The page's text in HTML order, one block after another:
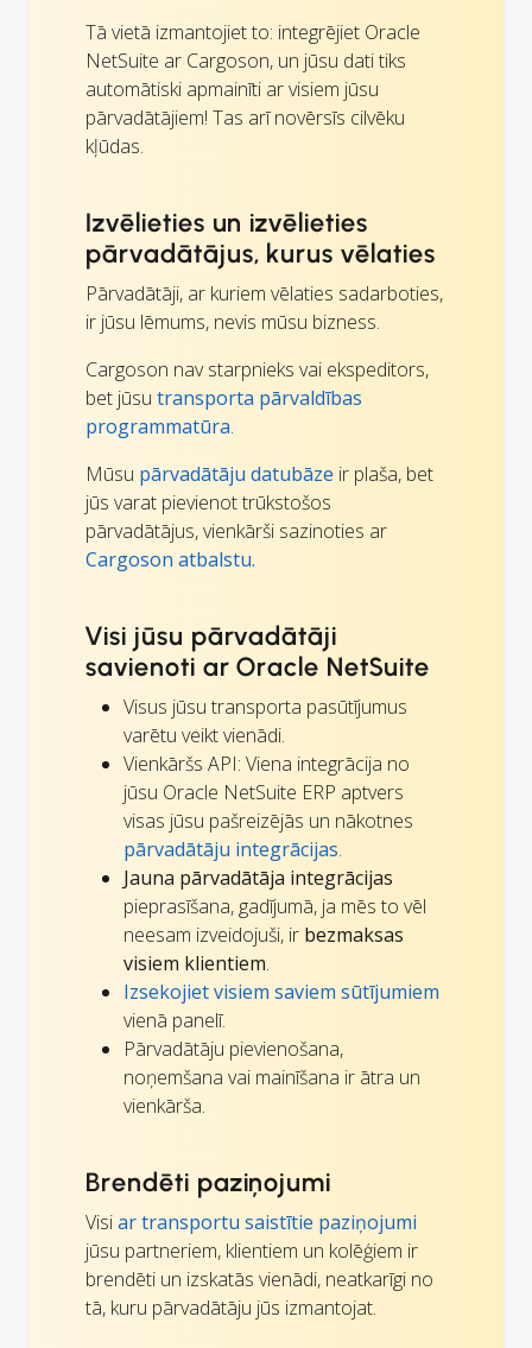
Tā vietā izmantojiet to: integrējiet Oracle
NetSuite ar Cargoson, un jūsu dati tiks
automātiski apmainīti ar visiem jūsu
pārvadātājiem! Tas arī novērsīs cilvēku
kļūdas.
Izvēlieties un izvēlieties
pārvadātājus, kurus vēlaties
Pārvadātāji, ar kuriem vēlaties sadarboties,
ir jūsu lēmums, nevis mūsu bizness.
Cargoson nav starpnieks vai ekspeditors,
bet jūsu transporta pārvaldības
programmatūra.
Mūsu pārvadātāju datubāze ir plaša, bet
jūs varat pievienot trūkstošos
pārvadātājus, vienkārši sazinoties ar
Cargoson atbalstu.
Visi jūsu pārvadātāji
savienoti ar Oracle NetSuite
Visus jūsu transporta pasūtījumus
varētu veikt vienādi.
Vienkāršs API: Viena integrācija no
jūsu Oracle NetSuite ERP aptvers
visas jūsu pašreizējās un nākotnes
pārvadātāju integrācijas.
Jauna pārvadātāja integrācijas
pieprasīšana, gadījumā, ja mēs to vēl
neesam izveidojuši, ir bezmaksas
visiem klientiem.
Izsekojiet visiem saviem sūtījumiem
vienā panelī.
Pārvadātāju pievienošana,
noņemšana vai mainīšana ir ātra un
vienkārša.
Brendēti paziņojumi
Visiar transportu saistītie paziņojumi
jūsu partneriem, klientiem un kolēģiem ir
brendēti un izskatās vienādi, neatkarīgi no
tā, kuru pārvadātāju jūs izmantojat.